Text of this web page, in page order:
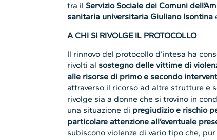
tra il Servizio Sociale dei Comuni
sanitaria universitaria Giuliano Isontina
A CHI SI RIVOLGE IL PROTOCOLLO
Il rinnovo del protocollo d’intesa ha
rivolti al sostegno delle vittime di
alle risorse di primo e secondo
attraverso il ricorso ad altre strutture e
rivolge sia a donne che si trovino in
una situazione di pregiudizio e rischio
particolare attenzione all’eventuale
subiscono violenze di vario tipo che,